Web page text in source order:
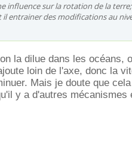
influence sur la rotation de la
entrainer des modifications au
la dilue dans les océans,
loin de l'axe, donc la
Mais je doute que cela
y a d'autres mécanismes